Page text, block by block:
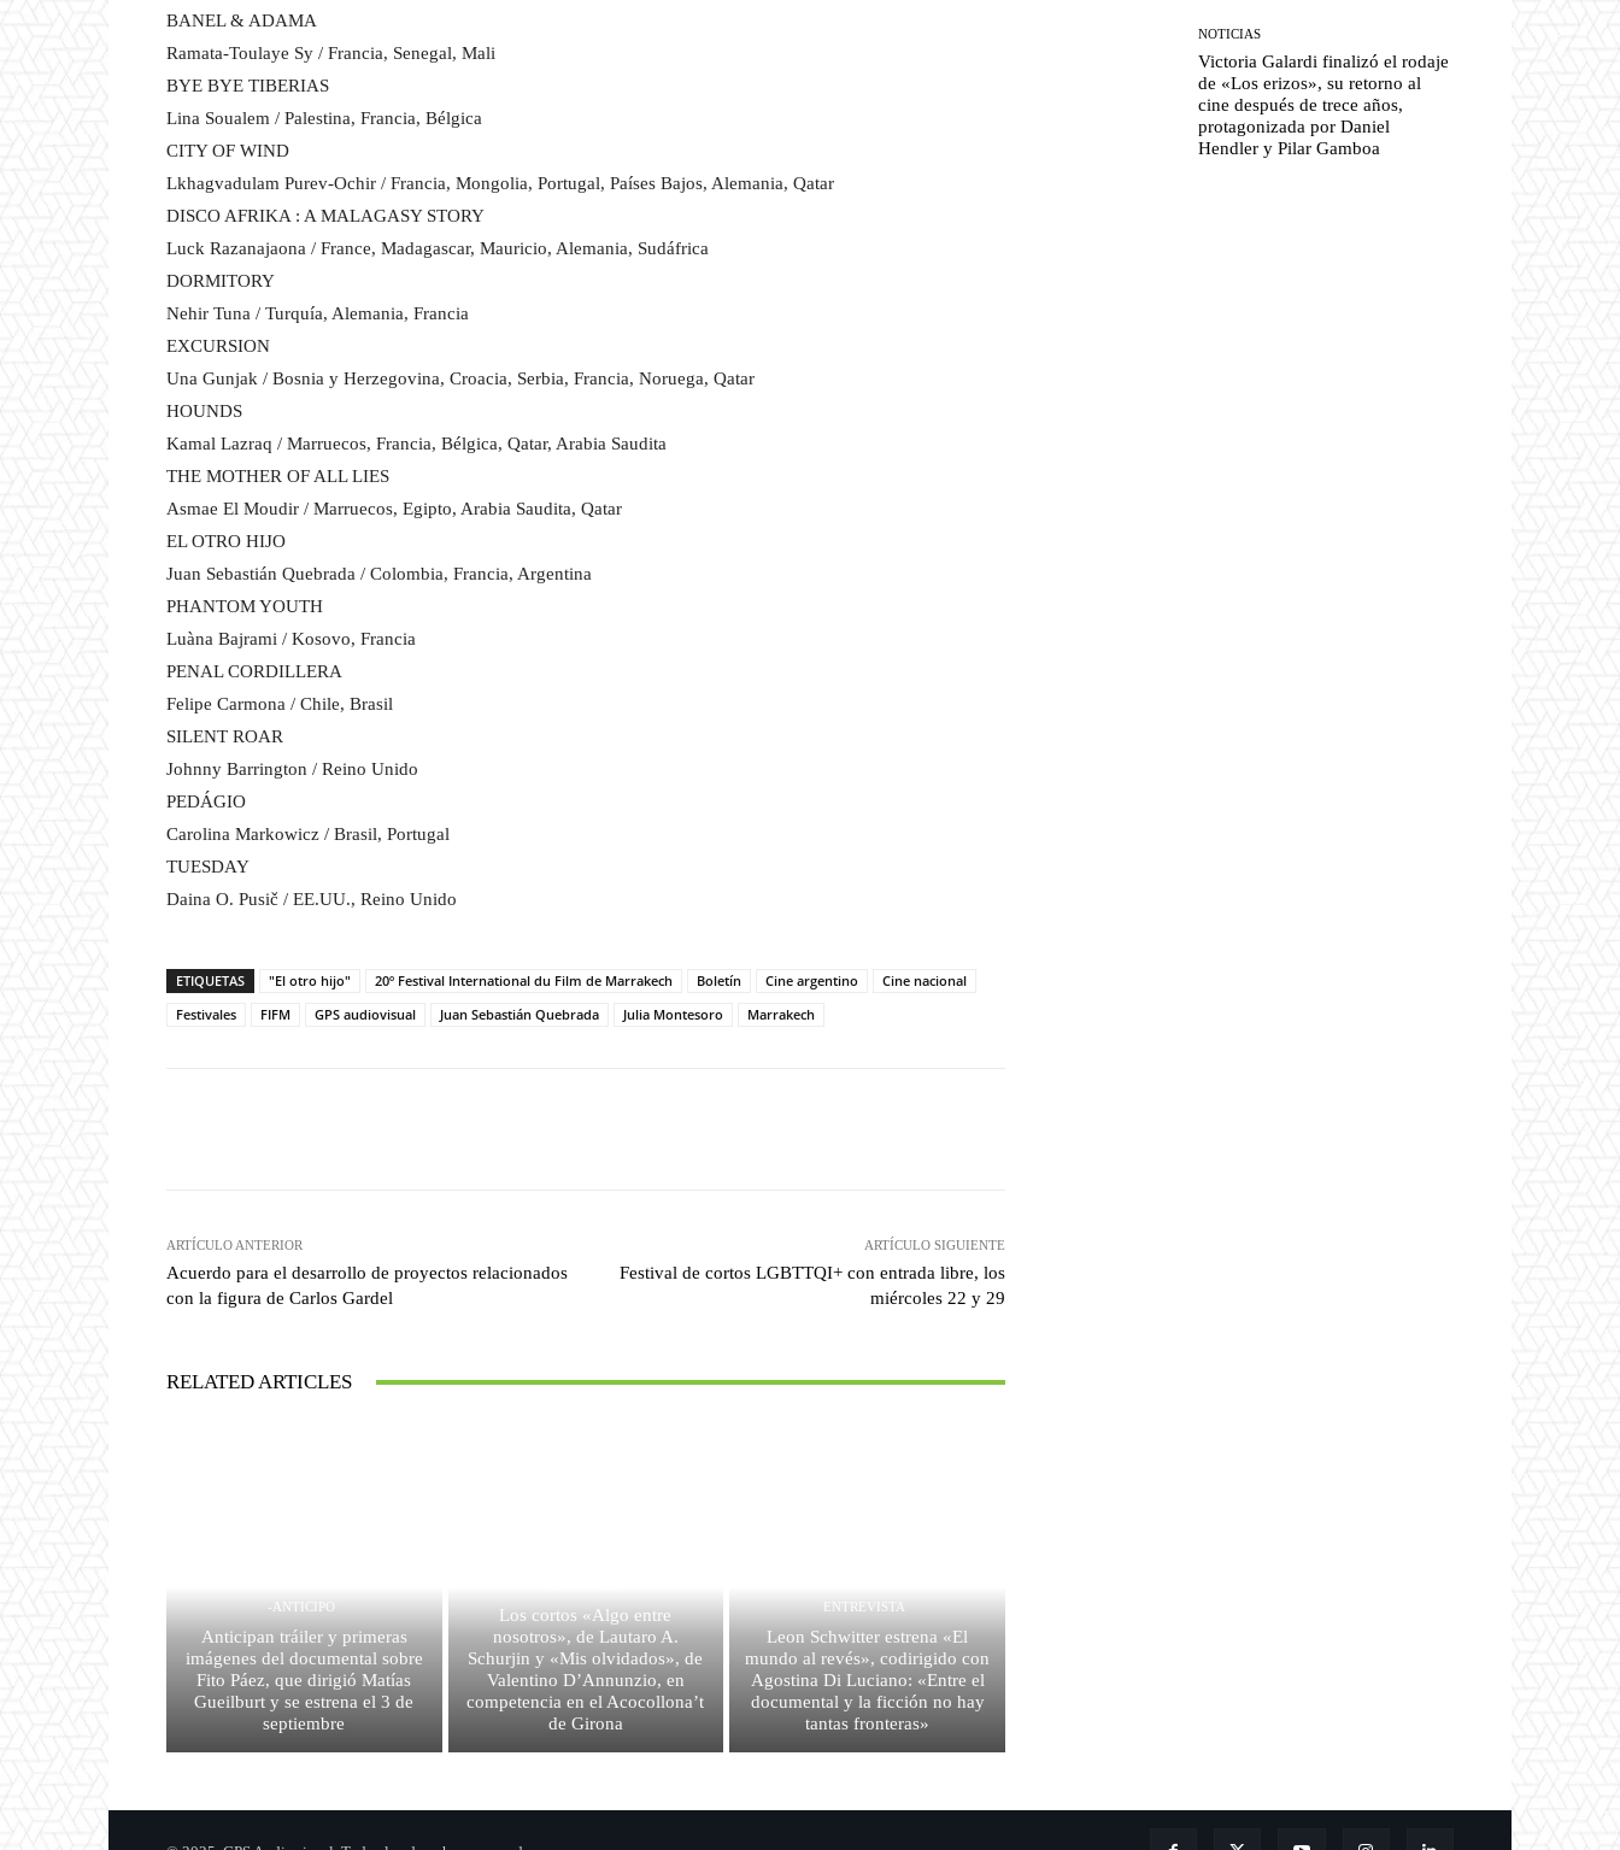
BANEL & ADAMA
Ramata-Toulaye Sy / Francia, Senegal, Mali
BYE BYE TIBERIAS
Lina Soualem / Palestina, Francia, Bélgica
CITY OF WIND
Lkhagvadulam Purev-Ochir / Francia, Mongolia, Portugal, Países Bajos, Alemania, Qatar
DISCO AFRIKA : A MALAGASY STORY
Luck Razanajaona / France, Madagascar, Mauricio, Alemania, Sudáfrica
DORMITORY
Nehir Tuna / Turquía, Alemania, Francia
EXCURSION
Una Gunjak / Bosnia y Herzegovina, Croacia, Serbia, Francia, Noruega, Qatar
HOUNDS
Kamal Lazraq / Marruecos, Francia, Bélgica, Qatar, Arabia Saudita
THE MOTHER OF ALL LIES
Asmae El Moudir / Marruecos, Egipto, Arabia Saudita, Qatar
EL OTRO HIJO
Juan Sebastián Quebrada / Colombia, Francia, Argentina
PHANTOM YOUTH
Luàna Bajrami / Kosovo, Francia
PENAL CORDILLERA
Felipe Carmona / Chile, Brasil
SILENT ROAR
Johnny Barrington / Reino Unido
PEDÁGIO
Carolina Markowicz / Brasil, Portugal
TUESDAY
Daina O. Pusič / EE.UU., Reino Unido
ETIQUETAS "El otro hijo" 20º Festival International du Film de Marrakech Boletín Cine argentino
Cine nacional
Festivales
FIFM GPS audiovisual Juan Sebastián Quebrada Julia Montesoro Marrakech
ARTÍCULO ANTERIOR
Acuerdo para el desarrollo de proyectos relacionados
con la figura de Carlos Gardel
ARTÍCULO SIGUIENTE
Festival de cortos LGBTTQI+ con entrada libre, los
miércoles 22 y 29
RELATED ARTICLES
-ANTICIPO
Anticipan tráiler y primeras
imágenes del documental sobre
Fito Páez, que dirigió Matías
Gueilburt y se estrena el 3 de
septiembre
Los cortos «Algo entre
nosotros», de Lautaro A.
Schurjin y «Mis olvidados», de
Valentino D’Annunzio, en
competencia en el Acocollona’t
de Girona
ENTREVISTA
Leon Schwitter estrena «El
mundo al revés», codirigido con
Agostina Di Luciano: «Entre el
documental y la ficción no hay
tantas fronteras»
NOTICIAS
Victoria Galardi finalizó el rodaje
de «Los erizos», su retorno al
cine después de trece años,
protagonizada por Daniel
Hendler y Pilar Gamboa